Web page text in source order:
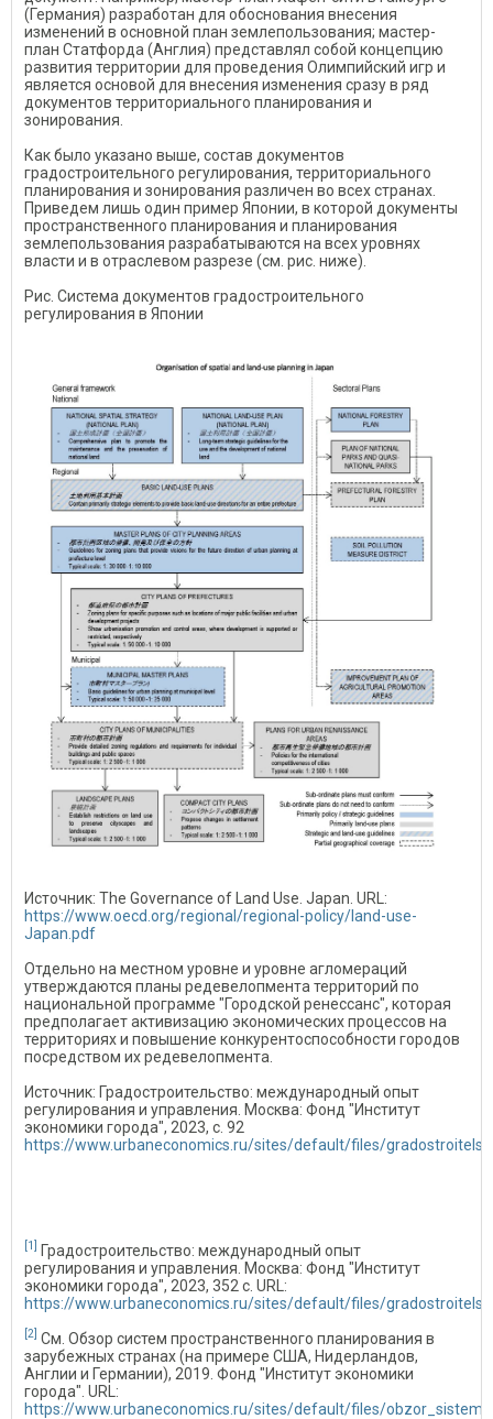
(Германия) разработан для обоснования внесения
изменений в основной план землепользования; мастер-
план Статфорда (Англия) представлял собой концепцию
развития территории для проведения Олимпийский игр и
является основой для внесения изменения сразу в ряд
документов территориального планирования и
зонирования.
Как было указано выше, состав документов
градостроительного регулирования, территориального
планирования и зонирования различен во всех странах.
Приведем лишь один пример Японии, в которой документы
пространственного планирования и планирования
землепользования разрабатываются на всех уровнях
власти и в отраслевом разрезе (см. рис. ниже).
Рис. Система документов градостроительного
регулирования в Японии
Источник: The Governance of Land Use. Japan. URL:
https://www.oecd.org/regional/regional-policy/land-use-
Japan.pdf
Отдельно на местном уровне и уровне агломераций
утверждаются планы редевелопмента территорий по
национальной программе "Городской ренессанс", которая
предполагает активизацию экономических процессов на
территориях и повышение конкурентоспособности городов
посредством их редевелопмента.
Источник: Градостроительство: международный опыт
регулирования и управления. Москва: Фонд "Институт
экономики города", 2023, c. 92
https://www.urbaneconomics.ru/sites/default/files/
[1]
Градостроительство: международный опыт
регулирования и управления. Москва: Фонд "Институт
экономики города", 2023, 352 с. URL:
https://www.urbaneconomics.ru/sites/default/files/
[2] См. Обзор систем пространственного планирования в
зарубежных странах (на примере США, Нидерландов,
Англии и Германии), 2019. Фонд "Институт экономики
города". URL:
https://www.urbaneconomics.ru/sites/default/files/